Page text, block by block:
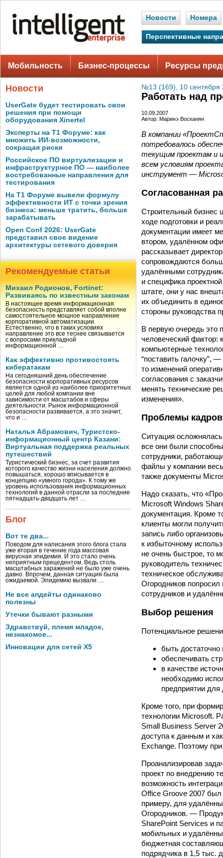
Новости Номера
Перспективные
Мобильность Бизнес-процессы Ресурсы
Новости
UserGate будет тестировать свои
решения при помощи
оборудования Xinertel
Эксперты на Т1 Форуме: как
множить ИИ-возможности,
сокращая риски
Российское ПО виртуализации и
инфраструктурное ПО — наиболее
востребованные направления для
тестирования
На Т1 Форуме вывели формулу
эффективности ИТ с точки зрения
бизнеса: меньше тратить, больше
зарабатывать
Open Conf 2026: UserGate
представил свое видение
архитектуры сетевого доверия
Рекомендуемые статьи
Михаил Родионов, Fortinet:
Развиваясь по известным законам
В настоящее время информационная
безопасность представляет собой вполне
самостоятельное мощное направление
корпоративной автоматизации.
Естественно, что в таких условиях
направление это все теснее связывается
с вопросами прикладной
информационной …
Как эффективно противостоять
кибератакам
На сегодняшний день обеспечение
безопасности корпоративных ресурсов
является одной из наиболее приоритетных
целей для любой компании вне
зависимости от масштабов и сферы
деятельности. Рынок информационной
безопасности развивается, а это значит,
что и …
Наталья Абрамович, Туристско-
информационный центр Казани:
Виртуальная поддержка реальных
путешествий
Туристический бизнес, за счет развития
которого качество жизни населения должно
повышаться, хорошо вписывается в
концепцию «умного города». К тому же
уровень использования информационных
технологий в данной отрасли за последние
пятнадцать-двадцать лет …
Блог
Вот те два...
Поводом для написания этого блога стала
уже вторая в течение года массовая
вирусная эпидемия. И это стало очень
неприятным прецедентом. Ведь столь
масштабных заражений не было уже очень
давно. Впрочем, данная ситуация была
ожидаемой. Эпидемию вызвали …
Не все апдейты одинаково
полезны
Утечки бывают разными
Здравствуй, племя младое,
незнакомое...
Инновации для сетей X5
№13 (169), 10 сентября
Работать над
10.09.2007
Автор: Маринэ Восканян
В компании
потребовалось
текущим проектам и
всем условиям
инструмент —
Согласованная
Строительный бизнес
ходе подготовки и
документации имеет
втором, удалённом
рассказывает
сопровождаются
удалёнными
и специфика
штате, они у нас
их объединить в
стороны руководства
В первую очередь это
человеческий фактор:
компьютерные
“поставить галочку”,
то изменений
согласования с
менять технические
изменения».
Проблемы
Ситуация
все они были
сотрудники,
файлы у компании
также документы
Надо сказать, что
Microsoft Windows
документация. Кроме
клиенты могли
запись либо
к избыточному
не очень быстрое, то
руководитель
техническое
Огородников по­просил
сотрудников и
Выбор решения
Потенциальное
быть
обеспечивать
в качестве
необходимо
предприятии для
Кроме того, при
технологии Microsoft.
Small Business Server
доступа к данным и
Exchange. Поэтому
Проанализировав
проект по внедрению
возможность
Office Groove 2007 был
примеру, для
Огородников. —
SharePoint Services и
мобильных и
бюджетная
подрядчика в 1,5 тыс.